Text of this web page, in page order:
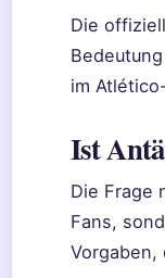
Die
im
Ist
Die Frage
Fans,
Vorgaben,